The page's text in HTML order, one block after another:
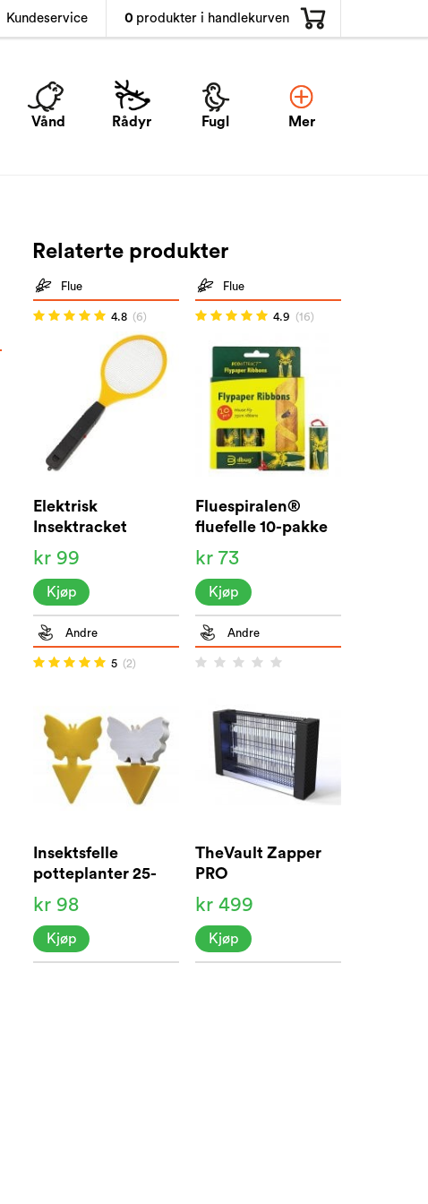
Kundeservice 0 produkter i handlekurven
Vånd Rådyr Fugl Mer
Relaterte produkter
Flue
4.8 (6)
Elektrisk
Insektracket
kr 99
Kjøp
Flue
4.9 (16)
Fluespiralen®
fluefelle 10-pakke
kr 73
Kjøp
Andre
5 (2)
Insektsfelle
potteplanter 25-
pak
kr 98
Kjøp
Andre
TheVault Zapper
PRO
kr 499
Kjøp